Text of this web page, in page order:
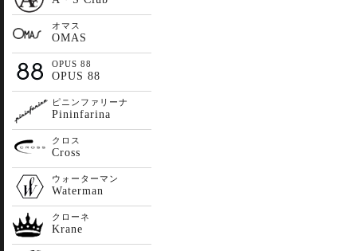
オマス
OMAS
OPUS 88
OPUS 88
ピニンファリーナ
Pininfarina
クロス
Cross
ウォーターマン
Waterman
クローネ
Krane